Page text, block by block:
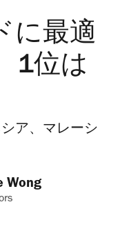
に最適
1位は
ア、マレーシ
Wong